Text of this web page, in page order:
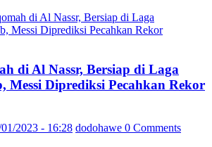
di Al Nassr, Bersiap di Laga
Messi Diprediksi Pecahkan Rekor
2023 - 16:28 dodohawe 0 Comments